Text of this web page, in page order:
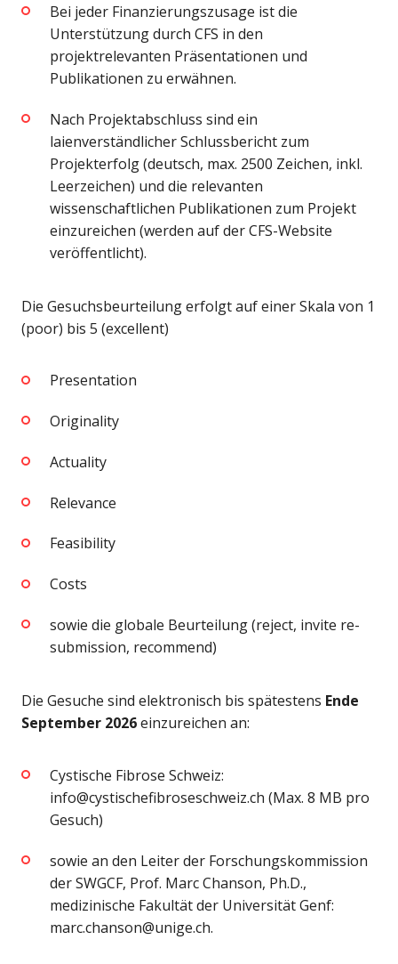
Bei jeder Finanzierungszusage ist die
Unterstützung durch CFS in den
projektrelevanten Präsentationen und
Publikationen zu erwähnen.
Nach Projektabschluss sind ein
laienverständlicher Schlussbericht zum
Projekterfolg (deutsch, max. 2500 Zeichen, inkl.
Leerzeichen) und die relevanten
wissenschaftlichen Publikationen zum Projekt
einzureichen (werden auf der CFS-Website
veröffentlicht).
Die Gesuchsbeurteilung erfolgt auf einer Skala von 1
(poor) bis 5 (excellent)
Presentation
Originality
Actuality
Relevance
Feasibility
Costs
sowie die globale Beurteilung (reject, invite re-
submission, recommend)
Die Gesuche sind elektronisch bis spätestens Ende
September 2026einzureichen an:
Cystische Fibrose Schweiz:
info@cystischefibroseschweiz.ch (Max. 8 MB pro
Gesuch)
sowie an den Leiter der Forschungskommission
der SWGCF, Prof. Marc Chanson, Ph.D.,
medizinische Fakultät der Universität Genf:
marc.chanson@unige.ch.